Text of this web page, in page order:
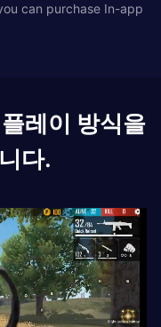
can purchase In-app
레이 방식을
다.